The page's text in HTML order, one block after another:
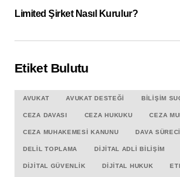
Limited Şirket Nasıl Kurulur?
Etiket Bulutu
AVUKAT AVUKAT DESTEĞI BILIŞIM
CEZA DAVASI CEZA HUKUKU CEZA
CEZA MUHAKEMESI KANUNU DAVA SÜRECI
DELIL TOPLAMA DIJITAL ADLI BILIŞIM
DIJITAL GÜVENLIK DIJITAL HUKUK